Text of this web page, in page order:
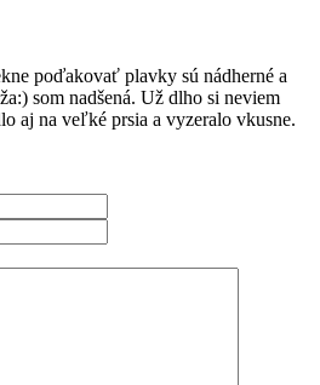
poďakovať plavky sú nádherné a
som nadšená. Už dlho si neviem
aj na veľké prsia a vyzeralo vkusne.